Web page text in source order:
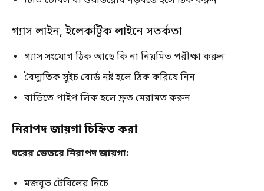
গ্যাস লাইন, ইলেকট্রিক লাইনে সতর্কতা
গ্যাস সংযোগ ঠিক আছে কি না নিয়মিত পরীক্ষা করুন
বৈদ্যুতিক সুইচ বোর্ড নষ্ট হলে ঠিক করিয়ে নিন
বাড়িতে পাইপ লিক হলে দ্রুত মেরামত করুন
নিরাপদ জায়গা চিহ্নিত করা
ঘরের ভেতরে নিরাপদ জায়গা:
মজবুত টেবিলের নিচে